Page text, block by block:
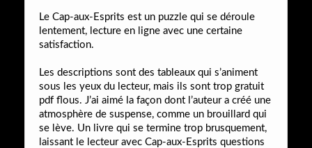
Le Cap-aux-Esprits est un puzzle qui se déroule
lentement, lecture en ligne avec une certaine
satisfaction.
Les descriptions sont des tableaux qui s’animent
sous les yeux du lecteur, mais ils sont trop gratuit
pdf flous. J’ai aimé la façon dont l’auteur a créé une
atmosphère de suspense, comme un brouillard qui
se lève. Un livre qui se termine trop brusquement,
laissant le lecteur avec Cap-aux-Esprits questions